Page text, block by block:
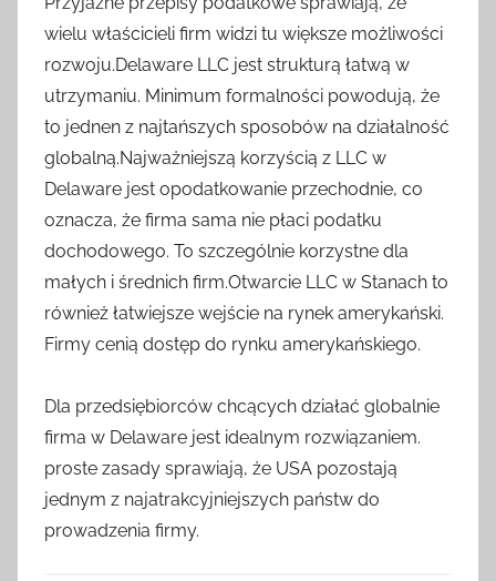
wielu właścicieli firm widzi tu większe możliwości
rozwoju.Delaware LLC jest strukturą łatwą w
utrzymaniu. Minimum formalności powodują, że
to jednen z najtańszych sposobów na działalność
globalną.Najważniejszą korzyścią z LLC w
Delaware jest opodatkowanie przechodnie, co
oznacza, że firma sama nie płaci podatku
dochodowego. To szczególnie korzystne dla
małych i średnich firm.Otwarcie LLC w Stanach to
również łatwiejsze wejście na rynek amerykański.
Firmy cenią dostęp do rynku amerykańskiego.
Dla przedsiębiorców chcących działać globalnie
firma w Delaware jest idealnym rozwiązaniem.
proste zasady sprawiają, że USA pozostają
jednym z najatrakcyjniejszych państw do
prowadzenia firmy.